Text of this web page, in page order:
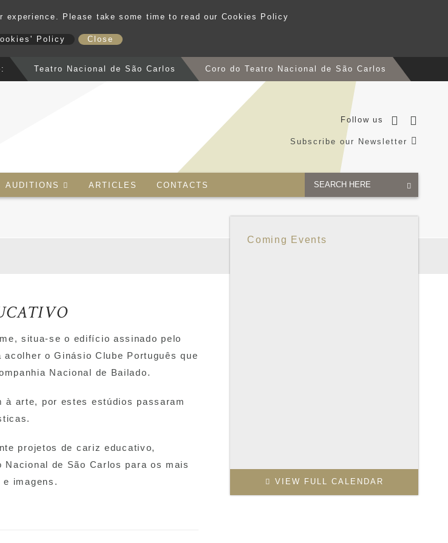
experience. Please take some time to read our Cookies Policy
Policy Close
Teatro Nacional de São Carlos Coro do Teatro Nacional de São Carlos
Subscribe our Newsletter
Follow us
AUDITIONS ARTICLES CONTACTS
Coming Events
VIEW FULL CALENDAR
situa-se o edifício assinado pelo
o Ginásio Clube Português que
Nacional de Bailado.
à arte, por estes estúdios passaram
projetos de cariz educativo,
de São Carlos para os mais
imagens.